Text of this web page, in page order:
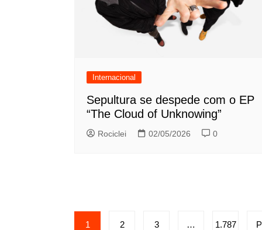
Internacional
Sepultura se despede com o EP
“The Cloud of Unknowing”
Rociclei 02/05/2026 0
Paginação
1 2 3 … 1.787